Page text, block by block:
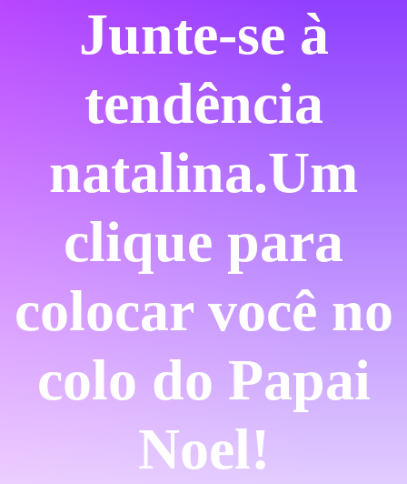
Junte-se à
tendência
natalina.Um
clique para
colocar você no
colo do Papai
Noel!